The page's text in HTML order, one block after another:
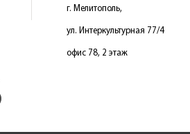
г. Мелитополь,
ул. Интеркультурная 77/4
офис 78, 2 этаж